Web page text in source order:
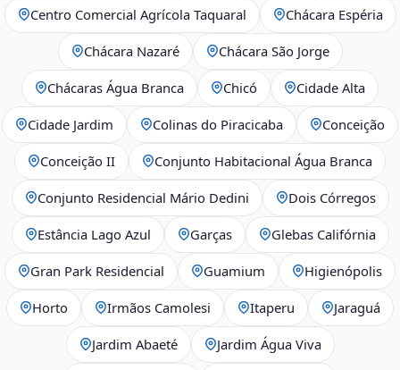
Centro Comercial Agrícola Taquaral Chácara Espéria
Chácara Nazaré Chácara São Jorge
Chácaras Água Branca Chicó Cidade Alta
Cidade Jardim Colinas do Piracicaba Conceição
Conceição II Conjunto Habitacional Água Branca
Conjunto Residencial Mário Dedini Dois Córregos
Estância Lago Azul Garças Glebas Califórnia
Gran Park Residencial Guamium Higienópolis
Horto Irmãos Camolesi Itaperu Jaraguá
Jardim Abaeté Jardim Água Viva